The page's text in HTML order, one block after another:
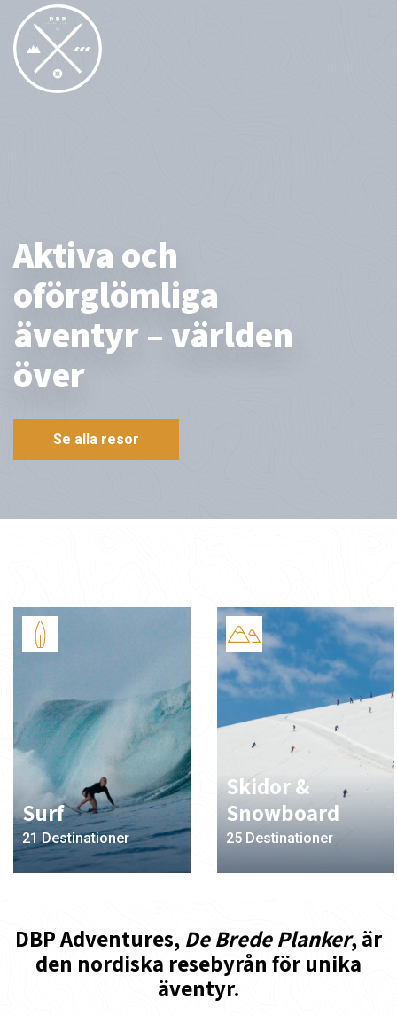
Aktiva och
oförglömliga
äventyr – världen
över
Se alla resor
Surf
21 Destinationer
Skidor &
Snowboard
25 Destinationer
DBP Adventures, De Brede Planker, är
den nordiska resebyrån för unika
äventyr.